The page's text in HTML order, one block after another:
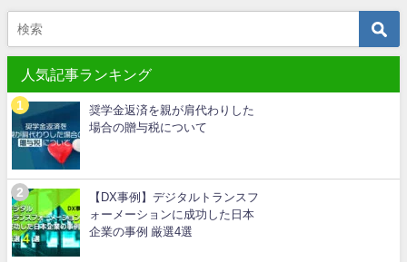
人気記事ランキング
奨学金返済を親が肩代わりした
場合の贈与税について
【DX事例】デジタルトランスフ
ォーメーションに成功した日本
企業の事例 厳選4選